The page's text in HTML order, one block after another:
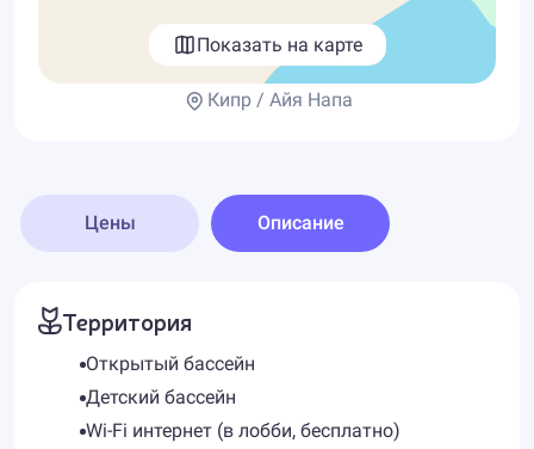
Показать на карте
Кипр / Айя Напа
Цены Описание
Территория
Открытый бассейн
Детский бассейн
Wi-Fi интернет (в лобби, бесплатно)